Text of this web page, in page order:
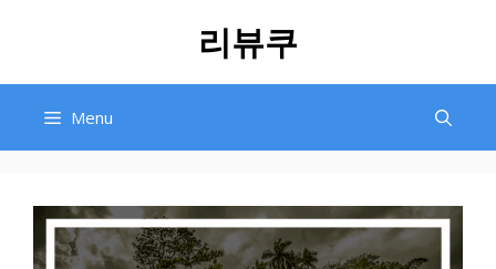
리뷰쿠
Menu